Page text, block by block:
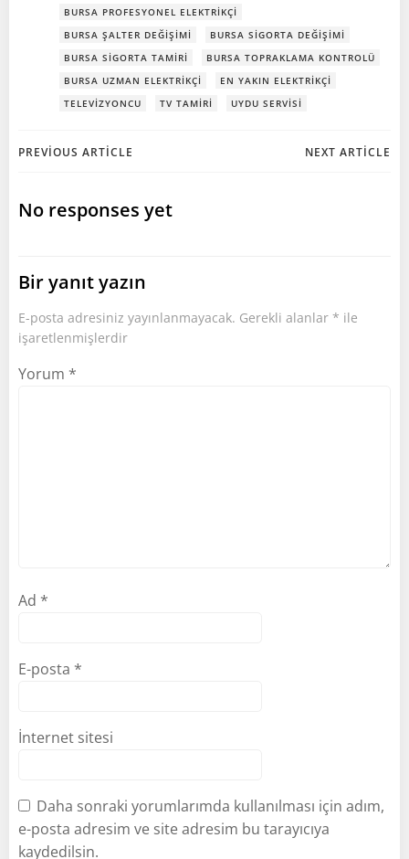
BURSA PROFESYONEL ELEKTRIKÇI
BURSA ŞALTER DEĞIŞIMI
BURSA SIGORTA DEĞIŞIMI
BURSA SIGORTA TAMIRI
BURSA TOPRAKLAMA KONTROLÜ
BURSA UZMAN ELEKTRIKÇI
EN YAKIN ELEKTRIKÇI
TELEVIZYONCU
TV TAMIRI UYDU SERVISI
Post
navigation
PREVIOUS ARTICLE NEXT ARTICLE
No responses yet
Bir yanıt yazın
E-posta adresiniz yayınlanmayacak. Gerekli alanlar * ile
işaretlenmişlerdir
Yorum *
Ad *
E-posta *
İnternet sitesi
Daha sonraki yorumlarımda kullanılması için adım,
e-posta adresim ve site adresim bu tarayıcıya
kaydedilsin.